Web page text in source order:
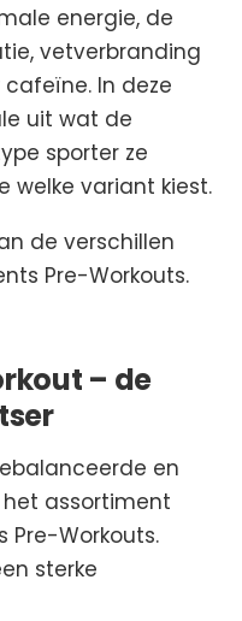
energie, de
vetverbranding
In deze
uit wat de
sporter ze
welke variant kiest.
de verschillen
Pre-Workouts.
– de
en
assortiment
Pre-Workouts.
sterke